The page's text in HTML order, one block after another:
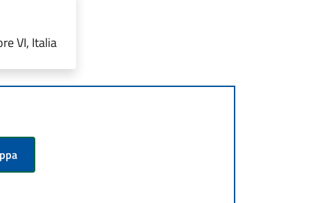
VI, Italia